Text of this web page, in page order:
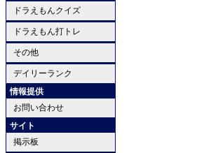
ドラえもんクイズ
ドラえもん打トレ
その他
デイリーランク
情報提供
お問い合わせ
サイト
掲示板